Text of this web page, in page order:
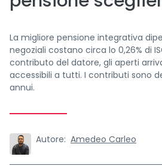
La migliore pensione integrativa
negoziali costano circa lo 0,26% di
contributo del datore, gli aperti
accessibili a tutti. I contributi sono
annui.
Autore: Amedeo Carleo